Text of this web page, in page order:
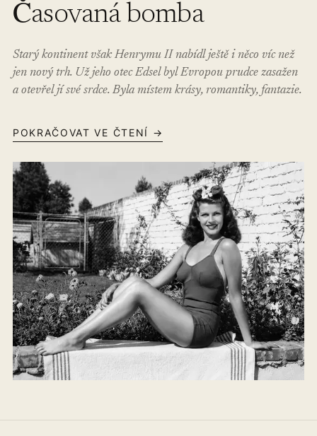
Časovaná bomba
Starý kontinent však Henrymu II nabídl ještě i něco víc než
jen nový trh. Už jeho otec Edsel byl Evropou prudce zasažen
a otevřel jí své srdce. Byla místem krásy, romantiky, fantazie.
POKRAČOVAT VE ČTENÍ →